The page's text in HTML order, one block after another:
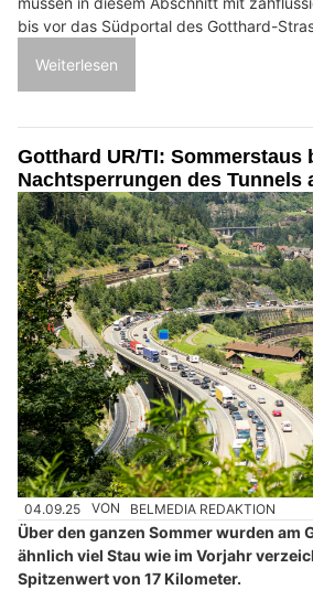
bis vor das Südportal des Gotthard-
Weiterlesen
Gotthard UR/TI: Sommerstaus
Nachtsperrungen des Tunnels
04.09.25 VON BELMEDIA REDAKTION
Über den ganzen Sommer wurden am
ähnlich viel Stau wie im Vorjahr
Spitzenwert von 17 Kilometer.